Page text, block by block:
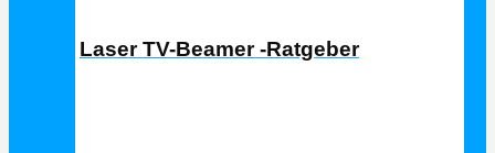
Laser TV-Beamer -Ratgeber